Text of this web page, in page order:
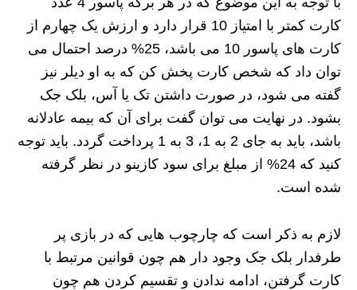
کارت کمتر با امتیاز 10 قرار دارد و ارزش یک چهارم از
کارت های پاسور 10 می باشد، 25% درصد احتمال می
توان داد که شخص کارت پخش کن که به او دیلر نیز
گفته می شود، در صورت داشتن تک یا آس، بلک جک
بشود. در نهایت می توان گفت برای آن که بیمه عادلانه
باشد، باید به جای 2 به 1، 3 به 1 پرداخت گردد. باید توجه
کنید که 24% از مبلغ برای سود کازینو در نظر گرفته
شده است.
لازم به ذکر است که چارچوب هایی که در بازی پر
طرفدار بلک جک وجود دار هم چون قوانین مرتبط با
کارت گرفتن، ادامه ندادن و تقسیم کردن هم چون